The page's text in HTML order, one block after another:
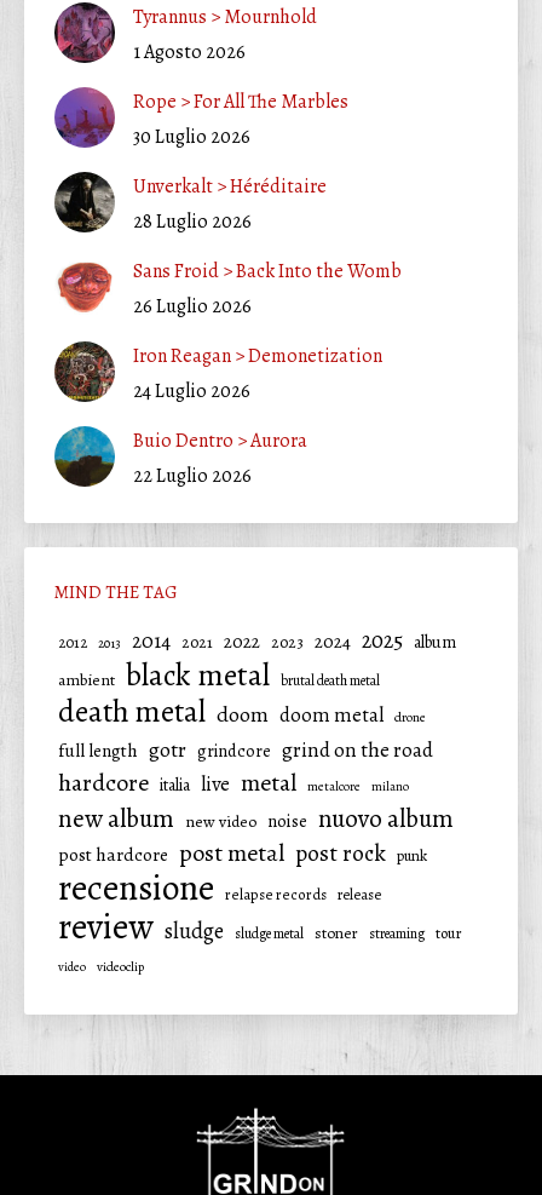
Tyrannus > Mournhold
1 Agosto 2026
Rope > For All The Marbles
30 Luglio 2026
Unverkalt > Héréditaire
28 Luglio 2026
Sans Froid > Back Into the Womb
26 Luglio 2026
Iron Reagan > Demonetization
24 Luglio 2026
Buio Dentro > Aurora
22 Luglio 2026
MIND THE TAG
2012 2013 2014 2021 2022 2023 2024 2025 album
ambient black metal brutal death metal
death metal doom doom metal drone
full length gotr grindcore grind on the road
hardcore italia live metal metalcore milano
new album new video noise nuovo album
post hardcore post metal post rock punk
recensione relapse records release
review sludge sludge metal stoner streaming tour
video videoclip